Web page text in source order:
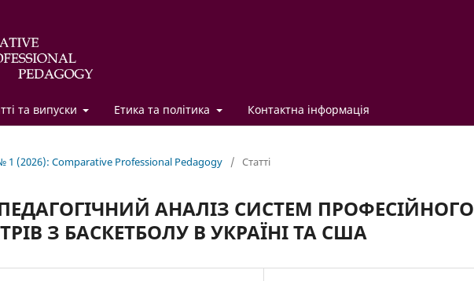
та випуски Етика та політика Контактна інформація
1 (2026): Comparative Professional Pedagogy / Статті
АНАЛІЗ СИСТЕМ ПРОФЕСІЙНОГО
З БАСКЕТБОЛУ В УКРАЇНІ ТА США